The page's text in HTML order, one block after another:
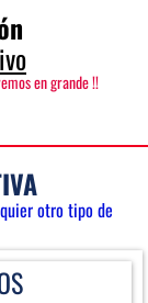
en grande !!
otro tipo de